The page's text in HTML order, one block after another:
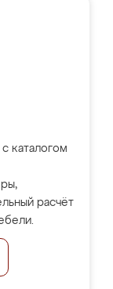
каталогом
расчёт